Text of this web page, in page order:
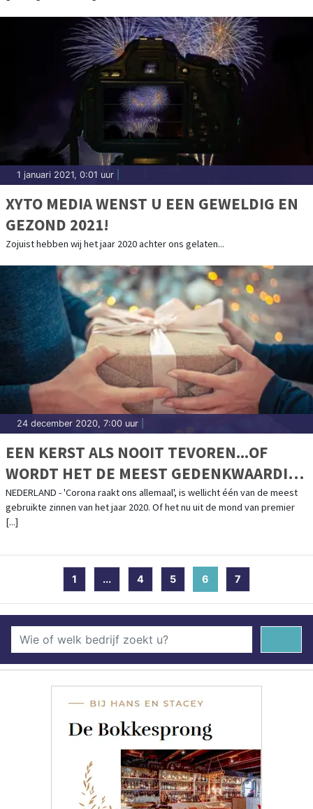
1 januari 2021, 0:01 uur
XYTO MEDIA WENST U EEN GEWELDIG EN
GEZOND 2021!
Zojuist hebben wij het jaar 2020 achter ons gelaten...
24 december 2020, 7:00 uur
EEN KERST ALS NOOIT TEVOREN...OF
WORDT HET DE MEEST GEDENKWAARDIGE
KERST OOIT?
NEDERLAND - 'Corona raakt ons allemaal', is wellicht één van de meest
gebruikte zinnen van het jaar 2020. Of het nu uit de mond van premier
[...]
1 ... 4 5 6 (current)
7